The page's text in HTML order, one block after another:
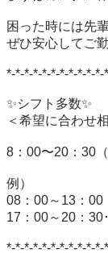
困った時には先
ぜひ安心してご
*-*-*-*-*-*-*-*-*-*-
✨シフト多数✨
＜希望に合わせ
8：00〜20：30
例）
08：00～13：00
17：00～20：30
*-*-*-*-*-*-*-*-*-*-